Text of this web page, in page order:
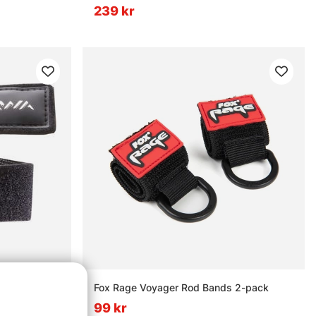
239 kr
Fox Rage Voyager Rod Bands 2-pack
99 kr